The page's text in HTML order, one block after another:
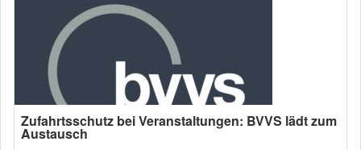
Zufahrtsschutz bei Veranstaltungen: BVVS lädt zum
Austausch